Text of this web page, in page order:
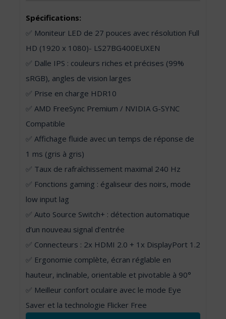
Spécifications:
✅ Moniteur LED de 27 pouces avec résolution Full
HD (1920 x 1080)- LS27BG400EUXEN
✅ Dalle IPS : couleurs riches et précises (99%
sRGB), angles de vision larges
✅ Prise en charge HDR10
✅ AMD FreeSync Premium / NVIDIA G-SYNC
Compatible
✅ Affichage fluide avec un temps de réponse de
1 ms (gris à gris)
✅ Taux de rafraîchissement maximal 240 Hz
✅ Fonctions gaming : égaliseur des noirs, mode
low input lag
✅ Auto Source Switch+ : détection automatique
d’un nouveau signal d’entrée
✅ Connecteurs : 2x HDMI 2.0 + 1x DisplayPort 1.2
✅ Ergonomie complète, écran réglable en
hauteur, inclinable, orientable et pivotable à 90°
✅ Meilleur confort oculaire avec le mode Eye
Saver et la technologie Flicker Free